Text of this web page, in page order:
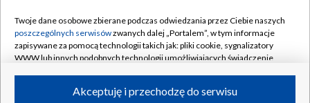
Rada Programowa
System NOS
Informacje o nadawcy
Program dla prasy
Kontakt
Kanały
Twoje dane osobowe zbierane podczas odwiedzania przez Ciebie naszych
poszczególnych serwisówzwanych dalej „Portalem”, w tym informacje
zapisywane za pomocą technologii takich jak: pliki cookie, sygnalizatory
WWW lub innych podobnych technologii umożliwiających świadczenie
ruchu w Internecie.Akceptuję i przechodzę do serwisu